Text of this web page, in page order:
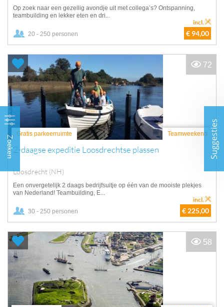
Zoeken
Op zoek naar een gezellig avondje uit met collega’s? Ontspanning,
teambuilding en lekker eten en dri...
20 - 250 personen € 94,00
incl.
Gratis parkeerruimte Teamweekend
2-daagse expeditie Loosdrechtse plassen
Loosdrecht (NH)
Een onvergetelijk 2 daags bedrijfsuitje op één van de mooiste plekjes
van Nederland! Teambuilding, E...
30 - 250 personen € 225,00
incl.
72
58
Suggesties